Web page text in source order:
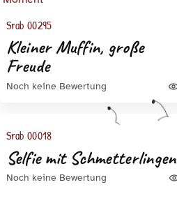
Srab 00295
Kleiner Muffin, große
Freude
Noch keine Bewertung
Srab 00018
Selfie mit Schmetterlingen
Noch keine Bewertung